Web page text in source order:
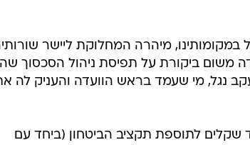
במקומותינו, מיהרה המחלוקת ליישר
משום ביקורת על תפיסת ניהול הסכסוך
נגל, מי שעמד בראש הוועדה והעניק לה
בפן התקציבי-כלכלי: 30 מיליארד שקלים לתוספת תקציב הביטחון (ביחד עם